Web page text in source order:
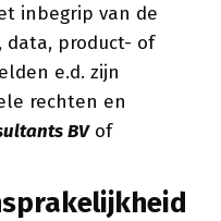
inbegrip van de
data, product- of
e.d. zijn
rechten en
BVof